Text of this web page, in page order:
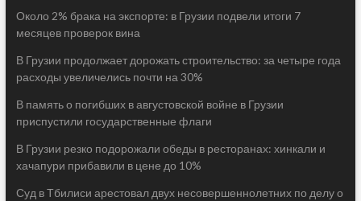
Около 2% брака на экспорте: в Грузии подвели итоги 7
месяцев проверок вина
В Грузии продолжает дорожать строительство: за четыре года
расходы увеличелись почти на 30%
В память о погибших в августовской войне в Грузии
приспустили государственные флаги
В Грузии резко подорожали обеды в ресторанах: хинкали и
хачапури прибавили в цене до 10%
Суд в Тбилиси арестовал двух несовершеннолетних по делу о